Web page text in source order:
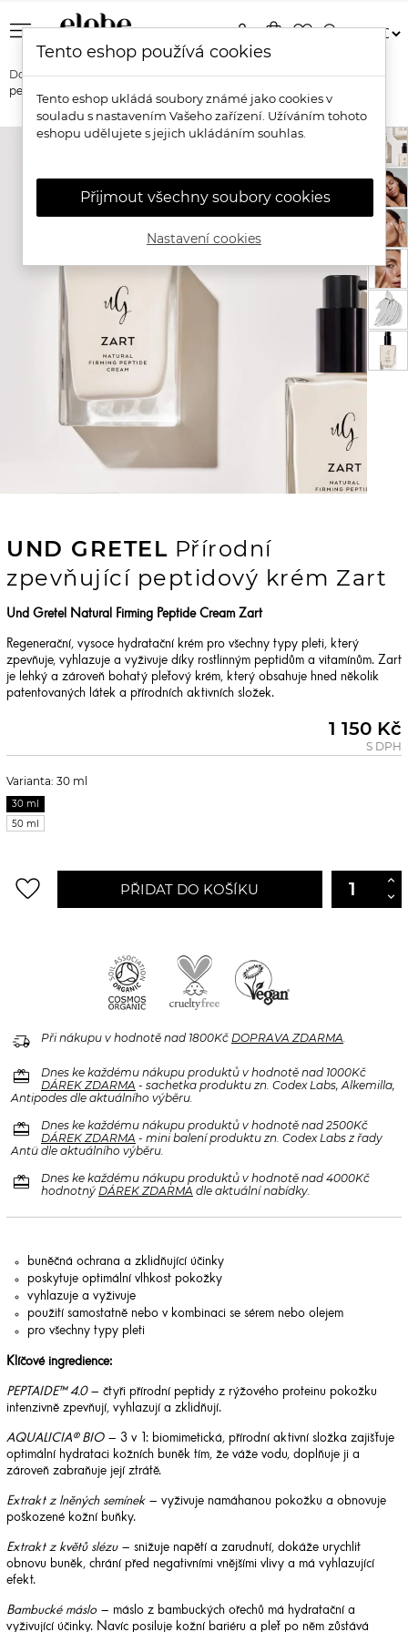
menu shopping_bagfavorite_bordersearch
person
Domů Značky Und Gretel
Und Gretel Přírodní zpevňující
peptidový krém Zart
UND GRETEL Přírodní
zpevňující peptidový krém Zart
Und Gretel Natural Firming Peptide Cream Zart
Regenerační, vysoce hydratační krém pro všechny typy pleti, který
zpevňuje, vyhlazuje a vyživuje díky rostlinným peptidům a vitamínům. Zart
je lehký a zároveň bohatý pleťový krém, který obsahuje hned několik
patentovaných látek a přírodních aktivních složek.
1 150 Kč
S DPH
Varianta: 30 ml
30 ml
50 ml
favorite_border PŘIDAT DO KOŠÍKU
delivery_truck_speed Při nákupu v hodnotě nad 1800Kč DOPRAVA ZDARMA
redeem
Dnes ke každému nákupu produktů v hodnotě nad 1000Kč
DÁREK ZDARMA - sachetka produktu zn. Codex Labs, Alkemilla,
Antipodes dle aktuálního výběru.
redeem
Dnes ke každému nákupu produktů v hodnotě nad 2500Kč
DÁREK ZDARMA - mini balení produktu zn. Codex Labs z řady
Antü dle aktuálního výběru.
redeem
Dnes ke každému nákupu produktů v hodnotě nad 4000Kč
hodnotný DÁREK ZDARMA dle aktuální nabídky.
buněčná ochrana a zklidňující účinky
poskytuje optimální vlhkost pokožky
vyhlazuje a vyživuje
použití samostatně nebo v kombinaci se sérem nebo olejem
pro všechny typy pleti
Klíčové ingredience:
PEPTAIDE™ 4.0– čtyři přírodní peptidy z rýžového proteinu pokožku
intenzivně zpevňují, vyhlazují a zklidňují.
AQUALICIA® BIO– 3 v 1: biomimetická, přírodní aktivní složka zajišťuje
optimální hydrataci kožních buněk tím, že váže vodu, doplňuje ji a
zároveň zabraňuje její ztrátě.
Extrakt z lněných semínek– vyživuje namáhanou pokožku a obnovuje
poškozené kožní buňky.
Extrakt z květů slézu– snižuje napětí a zarudnutí, dokáže urychlit
obnovu buněk, chrání před negativními vnějšími vlivy a má vyhlazující
efekt.
Bambucké máslo – máslo z bambuckých ořechů má hydratační a
vyživující účinky. Navíc posiluje kožní bariéru a pleť po něm zůstává
Tento eshop používá cookies
Tento eshop ukládá soubory známé jako cookies v
souladu s nastavením Vašeho zařízení. Užíváním tohoto
eshopu udělujete s jejich ukládáním souhlas.
Přijmout všechny soubory cookies
Nastavení cookies